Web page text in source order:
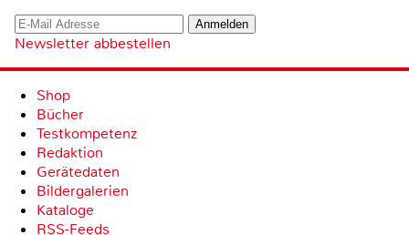
Newsletter abbestellen
Shop
Bücher
Testkompetenz
Redaktion
Gerätedaten
Bildergalerien
Kataloge
RSS-Feeds